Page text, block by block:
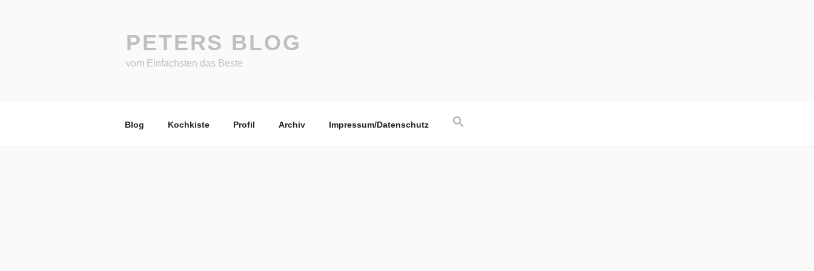
PETERS BLOG
vom Einfachsten das Beste
Blog Kochkiste Profil Archiv Impressum/Datenschutz